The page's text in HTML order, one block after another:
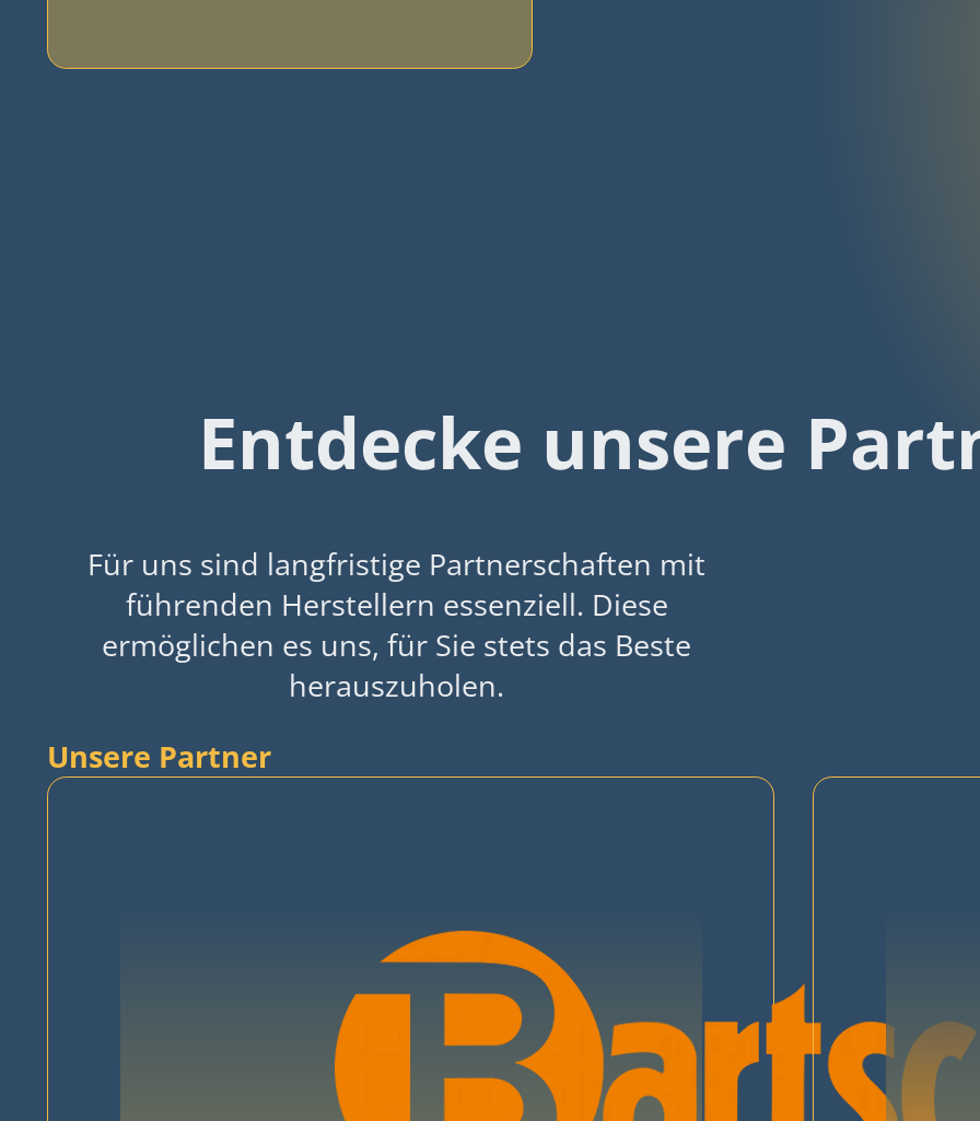
Entdecke unsere
Für uns sind langfristige Partnerschaften mit
führenden Herstellern essenziell. Diese
ermöglichen es uns, für Sie stets das Beste
herauszuholen.
Unsere Partner